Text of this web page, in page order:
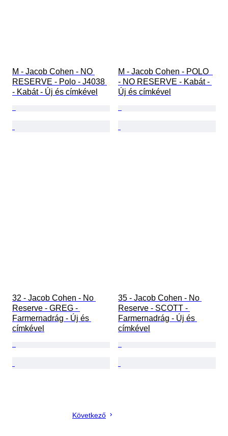
M - Jacob Cohen - NO
RESERVE - Polo - J4038
- Kabát - Új és címkével
M - Jacob Cohen - POLO
- NO RESERVE - Kabát -
Új és címkével
32 - Jacob Cohen - No
Reserve - GREG -
Farmernadrág - Új és
címkével
35 - Jacob Cohen - No
Reserve - SCOTT -
Farmernadrág - Új és
címkével
Következő